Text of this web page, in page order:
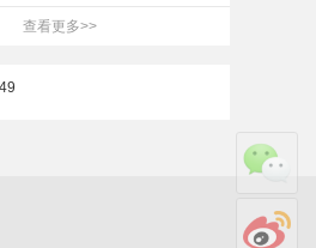
查看更多>>